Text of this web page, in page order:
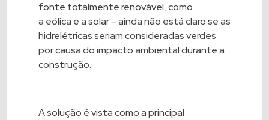
fonte totalmente renovável, como
a eólica e asolar– ainda não está claro se as
hidrelétricas seriam consideradas verdes
por causa do impacto ambiental durante a
construção.
A solução é vista como a principal